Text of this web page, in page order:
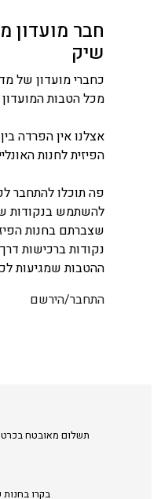
חבר מועדון
שיק
כחברי מועדון של
מכל הטבות
אצלנו אין הפרדה
הפיזית לחנות
פה תוכלו להתחבר
להשתמש בנקודות
שצברתם בחנות
נקודות ברכישות
ההטבות שמגיעות
התחבר/הירשם
תשלום מאובטח
בקרו